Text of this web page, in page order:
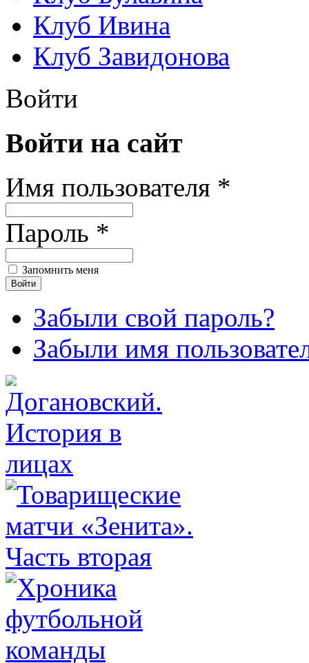
Клуб Ивина
Клуб Завидонова
Войти
Войти на сайт
Имя пользователя *
Пароль *
Запомнить меня
Забыли свой пароль?
Забыли имя